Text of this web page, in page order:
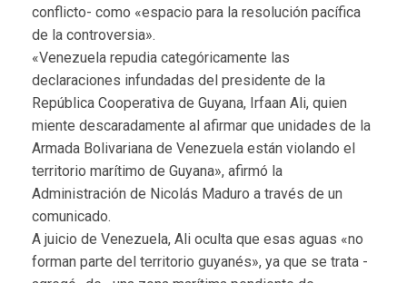
conflicto- como «espacio para la resolución pacífica
de la controversia».
«Venezuela repudia categóricamente las
declaraciones infundadas del presidente de la
República Cooperativa de Guyana, Irfaan Ali, quien
miente descaradamente al afirmar que unidades de la
Armada Bolivariana de Venezuela están violando el
territorio marítimo de Guyana», afirmó la
Administración de Nicolás Maduro a través de un
comunicado.
A juicio de Venezuela, Ali oculta que esas aguas «no
forman parte del territorio guyanés», ya que se trata -